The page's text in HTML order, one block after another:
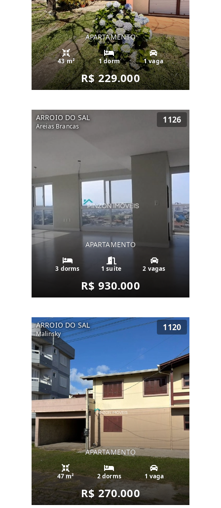
APARTAMENTO
43 m² 1 dorm 1 vaga
R$ 229.000
ARROIO DO SAL
Areias Brancas
1126
APARTAMENTO
3 dorms 1 suíte 2 vagas
R$ 930.000
ARROIO DO SAL
Malinsky
1120
APARTAMENTO
47 m² 2 dorms 1 vaga
R$ 270.000